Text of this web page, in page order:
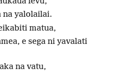
na yalolailai.
matua,
e sega ni yavalati
na vatu,